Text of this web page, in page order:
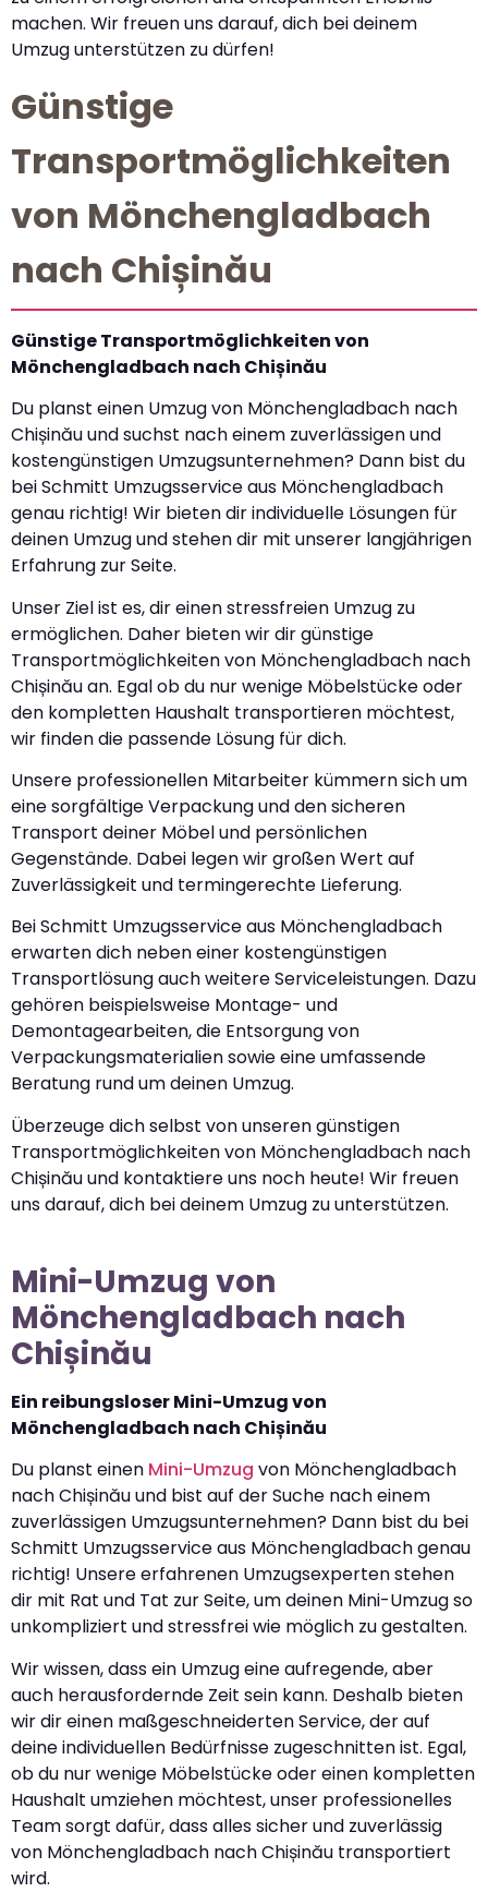
machen. Wir freuen uns darauf, dich bei deinem
Umzug unterstützen zu dürfen!
Günstige
Transportmöglichkeiten
von Mönchengladbach
nach Chișinău
Günstige Transportmöglichkeiten von
Mönchengladbach nach Chișinău
Du planst einen Umzug von Mönchengladbach nach
Chișinău und suchst nach einem zuverlässigen und
kostengünstigen Umzugsunternehmen? Dann bist du
bei Schmitt Umzugsservice aus Mönchengladbach
genau richtig! Wir bieten dir individuelle Lösungen für
deinen Umzug und stehen dir mit unserer langjährigen
Erfahrung zur Seite.
Unser Ziel ist es, dir einen stressfreien Umzug zu
ermöglichen. Daher bieten wir dir günstige
Transportmöglichkeiten von Mönchengladbach nach
Chișinău an. Egal ob du nur wenige Möbelstücke oder
den kompletten Haushalt transportieren möchtest,
wir finden die passende Lösung für dich.
Unsere professionellen Mitarbeiter kümmern sich um
eine sorgfältige Verpackung und den sicheren
Transport deiner Möbel und persönlichen
Gegenstände. Dabei legen wir großen Wert auf
Zuverlässigkeit und termingerechte Lieferung.
Bei Schmitt Umzugsservice aus Mönchengladbach
erwarten dich neben einer kostengünstigen
Transportlösung auch weitere Serviceleistungen. Dazu
gehören beispielsweise Montage- und
Demontagearbeiten, die Entsorgung von
Verpackungsmaterialien sowie eine umfassende
Beratung rund um deinen Umzug.
Überzeuge dich selbst von unseren günstigen
Transportmöglichkeiten von Mönchengladbach nach
Chișinău und kontaktiere uns noch heute! Wir freuen
uns darauf, dich bei deinem Umzug zu unterstützen.
Mini-Umzug von
Mönchengladbach nach
Chișinău
Ein reibungsloser Mini-Umzug von
Mönchengladbach nach Chișinău
Du planst einen Mini-Umzug von Mönchengladbach
nach Chișinău und bist auf der Suche nach einem
zuverlässigen Umzugsunternehmen? Dann bist du bei
Schmitt Umzugsservice aus Mönchengladbach genau
richtig! Unsere erfahrenen Umzugsexperten stehen
dir mit Rat und Tat zur Seite, um deinen Mini-Umzug so
unkompliziert und stressfrei wie möglich zu gestalten.
Wir wissen, dass ein Umzug eine aufregende, aber
auch herausfordernde Zeit sein kann. Deshalb bieten
wir dir einen maßgeschneiderten Service, der auf
deine individuellen Bedürfnisse zugeschnitten ist. Egal,
ob du nur wenige Möbelstücke oder einen kompletten
Haushalt umziehen möchtest, unser professionelles
Team sorgt dafür, dass alles sicher und zuverlässig
von Mönchengladbach nach Chișinău transportiert
wird.